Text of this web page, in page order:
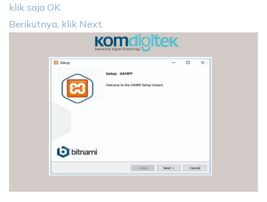
klik saja OK
Berikutnya, klik Next.